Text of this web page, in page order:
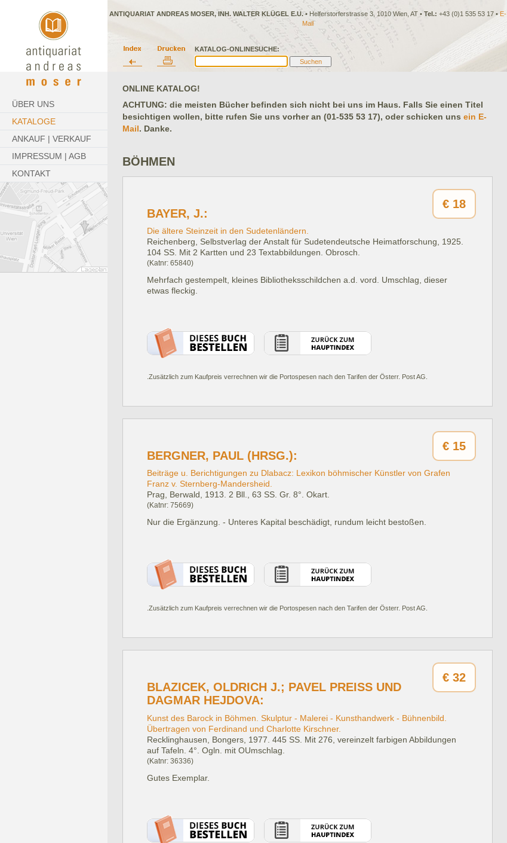
KATALOG-ONLINESUCHE:
ANTIQUARIAT ANDREAS MOSER, INH. WALTER KLÜGEL E.U.• Helferstorferstrasse 3, 1010 Wien, AT • Tel.: +43 (0)1 535 53 17 •E-
Mail
ÜBER UNS
KATALOGE
ANKAUF | VERKAUF
IMPRESSUM | AGB
KONTAKT
ONLINE KATALOG!
ACHTUNG: die meisten Bücher befinden sich nicht bei uns im Haus. Falls Sie einen Titel
besichtigen wollen, bitte rufen Sie uns vorher an (01-535 53 17), oder schicken uns ein E-
Mail. Danke.
BÖHMEN
€ 18
BAYER, J.:
Die ältere Steinzeit in den Sudetenländern.
Reichenberg, Selbstverlag der Anstalt für Sudetendeutsche Heimatforschung, 1925.
104 SS. Mit 2 Kartten und 23 Textabbildungen. Obrosch.
(Katnr: 65840)
Mehrfach gestempelt, kleines Bibliotheksschildchen a.d. vord. Umschlag, dieser
etwas fleckig.
.Zusätzlich zum Kaufpreis verrechnen wir die Portospesen nach den Tarifen der Österr. Post AG.
€ 15
BERGNER, PAUL (HRSG.):
Beiträge u. Berichtigungen zu Dlabacz: Lexikon böhmischer Künstler von Grafen
Franz v. Sternberg-Mandersheid.
Prag, Berwald, 1913. 2 Bll., 63 SS. Gr. 8°. Okart.
(Katnr: 75669)
Nur die Ergänzung. - Unteres Kapital beschädigt, rundum leicht bestoßen.
.Zusätzlich zum Kaufpreis verrechnen wir die Portospesen nach den Tarifen der Österr. Post AG.
€ 32
BLAZICEK, OLDRICH J.; PAVEL PREISS UND
DAGMAR HEJDOVA:
Kunst des Barock in Böhmen. Skulptur - Malerei - Kunsthandwerk - Bühnenbild.
Übertragen von Ferdinand und Charlotte Kirschner.
Recklinghausen, Bongers, 1977. 445 SS. Mit 276, vereinzelt farbigen Abbildungen
auf Tafeln. 4°. Ogln. mit OUmschlag.
(Katnr: 36336)
Gutes Exemplar.